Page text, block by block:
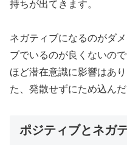
持ちが出てきます。
ネガティブになるのがダ
ブでいるのが良くないの
ほど潜在意識に影響はあ
た、発散せずにため込ん
ポジティブとネガ